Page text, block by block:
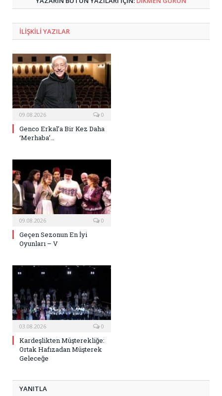
ILIŞKILI YAZILAR
09.08.2026 0
Genco Erkal’a Bir Kez Daha
‘Merhaba’…
09.08.2026 0
Geçen Sezonun En İyi
Oyunları – V
03.08.2026 0
Kardeşlikten Müşterekliğe:
Ortak Hafızadan Müşterek
Geleceğe
YANITLA